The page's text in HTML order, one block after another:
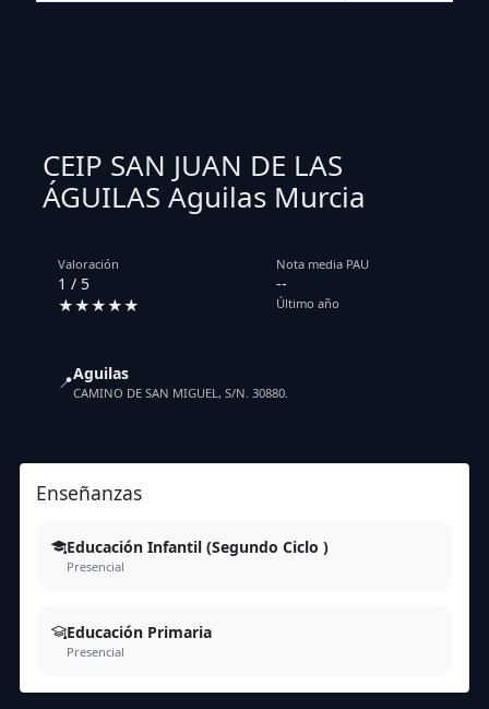
CEIP SAN JUAN DE LAS
ÁGUILAS Aguilas Murcia
Valoración
1 / 5
★★★★★
Nota media PAU
--
Último año
📍Aguilas
CAMINO DE SAN MIGUEL, S/N. 30880.
Enseñanzas
Educación Infantil (Segundo Ciclo )
Presencial
Educación Primaria
Presencial